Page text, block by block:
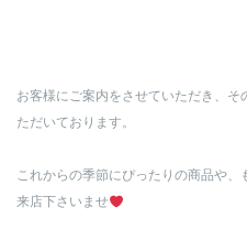
お客様にご案内をさせていただき、
ただいております。
これからの季節にぴったりの商品や
来店下さいませ